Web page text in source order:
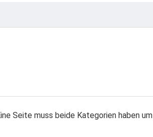
Seite muss beide Kategorien haben um